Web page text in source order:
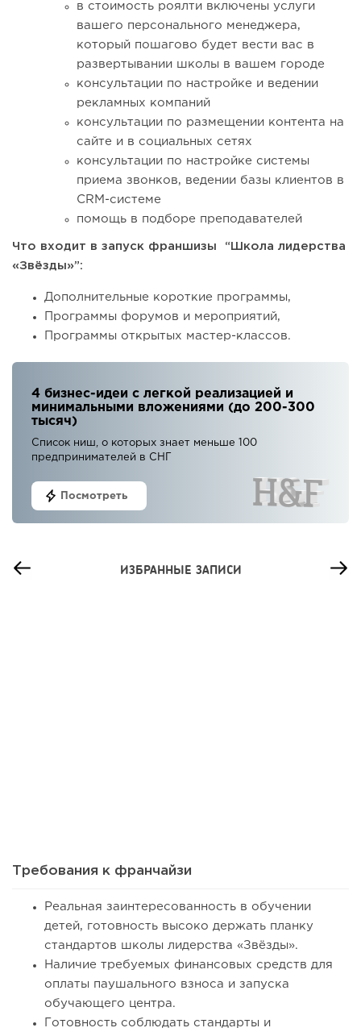
в стоимость роялти включены услуги
вашего персонального менеджера,
который пошагово будет вести вас в
развертывании школы в вашем городе
консультации по настройке и ведении
рекламных компаний
консультации по размещении контента на
сайте и в социальных сетях
консультации по настройке системы
приема звонков, ведении базы клиентов в
CRM-системе
помощь в подборе преподавателей
Что входит в запуск франшизы “Школа лидерства
«Звёзды»”:
Дополнительные короткие программы,
Программы форумов и мероприятий,
Программы открытых мастер-классов.
4 бизнес-идеи с легкой реализацией и
минимальными вложениями (до 200-300
тысяч)
Список ниш, о которых знает меньше 100
предпринимателей в СНГ
Посмотреть
ИЗБРАННЫЕ ЗАПИСИ
Требования к франчайзи
Реальная заинтересованность в обучении
детей, готовность высоко держать планку
стандартов школы лидерства «Звёзды».
Наличие требуемых финансовых средств для
оплаты паушального взноса и запуска
обучающего центра.
Готовность соблюдать стандарты и